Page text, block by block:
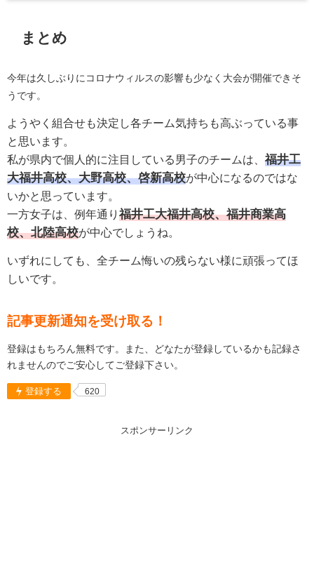
まとめ
今年は久しぶりにコロナウィルスの影響も少なく大会が開催できそ
うです。
ようやく組合せも決定し各チーム気持ちも高ぶっている事
と思います。
私が県内で個人的に注目している男子のチームは、 福井工
大福井高校、大野高校、啓新高校が中心になるのではな
いかと思っています。
一方女子は、例年通り 福井工大福井高校、福井商業高
校、北陸高校が中心でしょうね。
いずれにしても、全チーム悔いの残らない様に頑張ってほ
しいです。
記事更新通知を受け取る！
登録はもちろん無料です。また、どなたが登録しているかも記録さ
れませんのでご安心してご登録下さい。
登録する 620
スポンサーリンク